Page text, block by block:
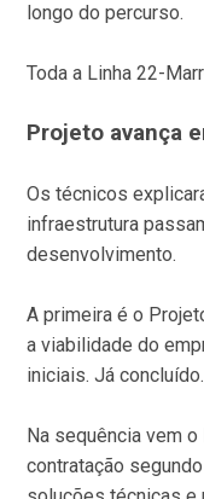
longo do percurso.
Toda a Linha 22-
Projeto avança
Os técnicos
infraestrutura
desenvolvimento.
A primeira é o
a viabilidade do
iniciais. Já concluído.
Na sequência vem
contratação